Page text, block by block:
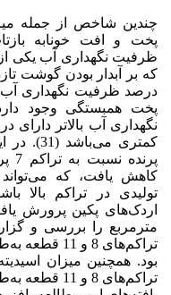
پخت و افت خونابه
ظرفیت نگهداری آب یکی
که بر آبدار بودن گوشت
درصد ظرفیت نگهداری آب
پخت همبستگی وجود
نگهداری آب بالاتر
کاهش یافت، که
تولیدی در تراکم بالا
مترمربع را بررسی و